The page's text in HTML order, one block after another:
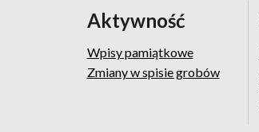
Aktywność
Wpisy pamiątkowe
Zmiany w spisie grobów